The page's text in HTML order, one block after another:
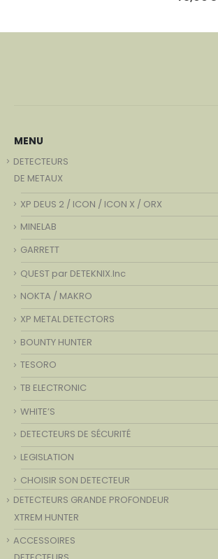
MENU
DETECTEURS
DE METAUX
XP DEUS 2 / ICON / ICON X / ORX
MINELAB
GARRETT
QUEST par DETEKNIX.Inc
NOKTA / MAKRO
XP METAL DETECTORS
BOUNTY HUNTER
TESORO
TB ELECTRONIC
WHITE’S
DETECTEURS DE SÉCURITÉ
LEGISLATION
CHOISIR SON DETECTEUR
DETECTEURS GRANDE PROFONDEUR
XTREM HUNTER
ACCESSOIRES